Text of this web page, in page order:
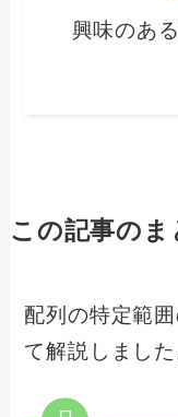
興味のあ
この記事のま
配列の特定範
て解説しました